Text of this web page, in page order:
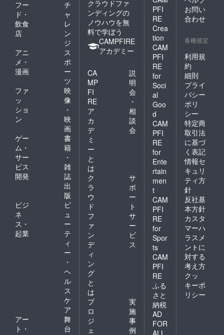
フー
ド・
飲食
店
チ
ャ
レ
ン
ジ
アニ
メ・
漫画
ス
ポ
ー
ツ
ファ
ッ
ショ
ン
映
像
・
映
画
ゲー
ム・
サー
ビス
開発
書
籍
・
雑
誌
出
版
ビジ
ネ
ス・
起業
ビ
ュ
ー
テ
ィ
ー
・
ヘ
ル
ス
ケ
ア
アー
ト・
舞
台
クラウドファ
ンディングの
ノウハウを無
料で学ぼう
CAMPFIRE
アカデミー
CA
MP
FI
RE
ア
カ
デ
ミ
ー
と
は
説
明
会
・
相
談
会
ク
ラ
ウ
ド
フ
ァ
ン
デ
ィ
ン
グ
と
は
サ
ポ
ー
ト
サ
ー
ビ
ス
プ
ロ
ジ
ェ
実
施
事
例
PFI
RE
Crea
tion
CAM
PFI
RE
for
Soci
al
Goo
d
CAM
PFI
RE
for
Ente
rtain
men
t
CAM
PFI
RE
for
Spor
ts
CAM
PFI
RE
ふる
さと
納税
AD
FOR
お問い
合わせ
各種規定
利用規
約
細則
プライ
バシー
ポリ
シー
特定商
取引法
に基づ
く表記
情報セ
キュリ
ティ方
針
反社基
本方針
カスタ
マーハ
ラスメ
ントに
対する
考え方
クッ
キーポ
リシー